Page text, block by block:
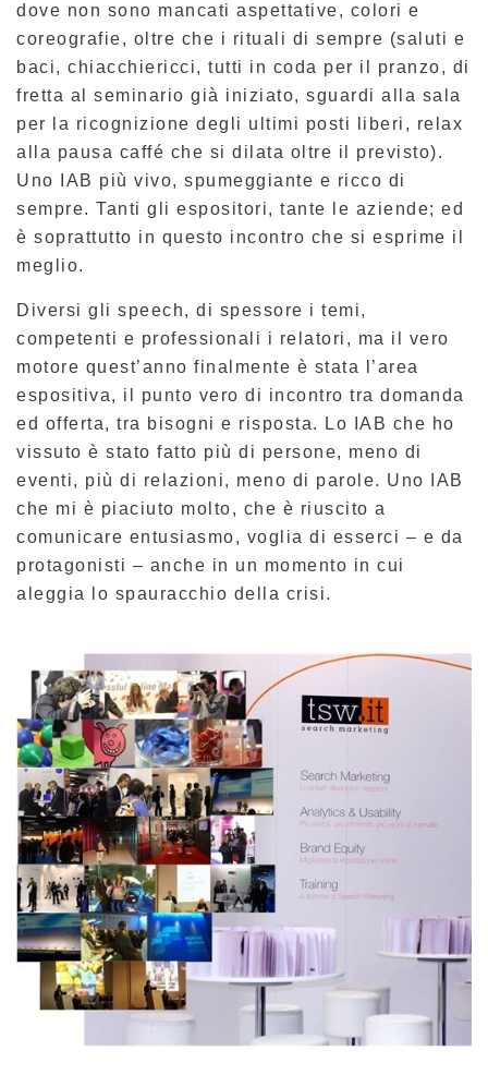
dove non sono mancati aspettative, colori e
coreografie, oltre che i rituali di sempre (saluti e
baci, chiacchiericci, tutti in coda per il pranzo, di
fretta al seminario già iniziato, sguardi alla sala
per la ricognizione degli ultimi posti liberi, relax
alla pausa caffé che si dilata oltre il previsto).
Uno IAB più vivo, spumeggiante e ricco di
sempre. Tanti gli espositori, tante le aziende; ed
è soprattutto in questo incontro che si esprime il
meglio.
Diversi gli speech, di spessore i temi,
competenti e professionali i relatori, ma il vero
motore quest’anno finalmente è stata l’area
espositiva, il punto vero di incontro tra domanda
ed offerta, tra bisogni e risposta. Lo IAB che ho
vissuto è stato fatto più di persone, meno di
eventi, più di relazioni, meno di parole. Uno IAB
che mi è piaciuto molto, che è riuscito a
comunicare entusiasmo, voglia di esserci – e da
protagonisti – anche in un momento in cui
aleggia lo spauracchio della crisi.